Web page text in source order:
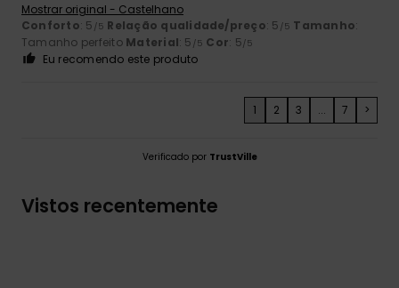
Mostrar original - Castelhano
Conforto: 5 /5 Relação qualidade/preço: 5 /5 Tamanho:
Tamanho perfeito Material: 5 /5 Cor: 5 /5
Eu recomendo este produto
1 2 3 ... 7 >
Verificado por TrustVille
Vistos recentemente